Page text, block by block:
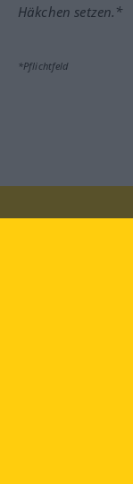
Häkchen setzen.*
*Pflichtfeld